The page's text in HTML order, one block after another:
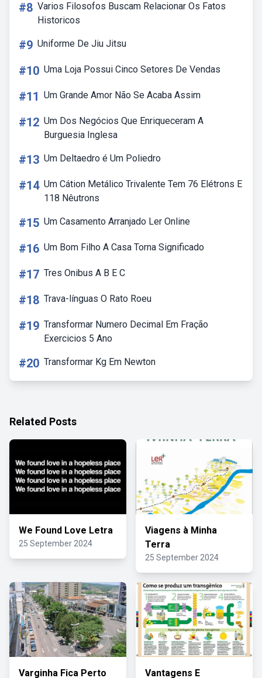
#8 Varios Filosofos Buscam Relacionar Os Fatos
Historicos
#9 Uniforme De Jiu Jitsu
#10 Uma Loja Possui Cinco Setores De Vendas
#11 Um Grande Amor Não Se Acaba Assim
#12 Um Dos Negócios Que Enriqueceram A
Burguesia Inglesa
#13 Um Deltaedro é Um Poliedro
#14 Um Cátion Metálico Trivalente Tem 76 Elétrons E
118 Nêutrons
#15 Um Casamento Arranjado Ler Online
#16 Um Bom Filho A Casa Torna Significado
#17 Tres Onibus A B E C
#18 Trava-línguas O Rato Roeu
#19 Transformar Numero Decimal Em Fração
Exercicios 5 Ano
#20 Transformar Kg Em Newton
Related Posts
We Found Love Letra
25 September 2024
Viagens à Minha
Terra
25 September 2024
Varginha Fica Perto Vantagens E